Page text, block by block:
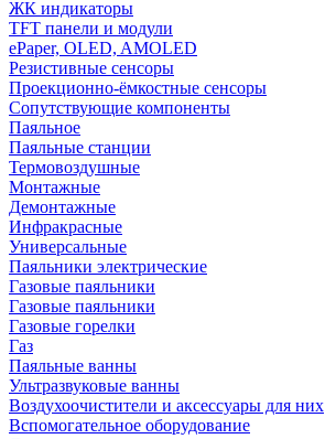
ЖК индикаторы
TFT панели и модули
ePaper, OLED, AMOLED
Резистивные сенсоры
Проекционно-ёмкостные сенсоры
Сопутствующие компоненты
Паяльное
Паяльные станции
Термовоздушные
Монтажные
Демонтажные
Инфракрасные
Универсальные
Паяльники электрические
Газовые паяльники
Газовые паяльники
Газовые горелки
Газ
Паяльные ванны
Ультразвуковые ванны
Воздухоочистители и аксессуары для них
Вспомогательное оборудование